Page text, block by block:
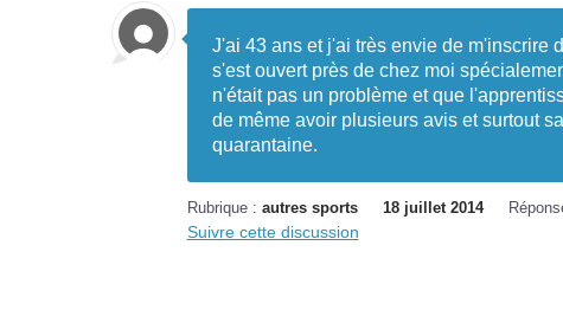
J'ai 43 ans et j'ai très envie de m'inscrire
s'est ouvert près de chez moi
n'était pas un problème et que
de même avoir plusieurs avis et surtout
quarantaine.
Rubrique : autres sports 18 juillet 2014
Suivre cette discussion